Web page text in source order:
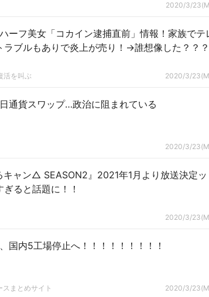
2020/3/
ーフ美女「コカイン逮捕直前」情報！家族でテ
ラブルもありで炎上が売り！→誰想像した？？？
活を叫ぶ 2020/3/
通貨スワップ…政治に阻まれている
2020/3/
ャン△ SEASON2』2021年1月より放送決定ッ
ると話題に！！
2020/3/
国内5工場停止へ！！！！！！！！！
まとめサイト 2020/3/